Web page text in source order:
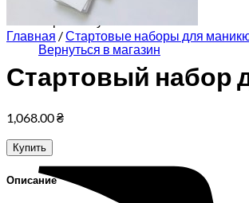
Корзина пуста.
Вернуться в магазин
Главная /Стартовые наборы для
Стартовый набор
1,068.00₴
Купить
Описание